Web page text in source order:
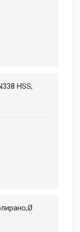
HSS,